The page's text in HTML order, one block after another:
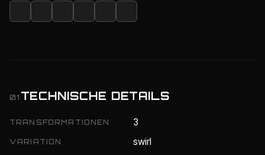
01 TECHNISCHE DETAILS
TRANSFORMATIONEN 3
VARIATION swirl